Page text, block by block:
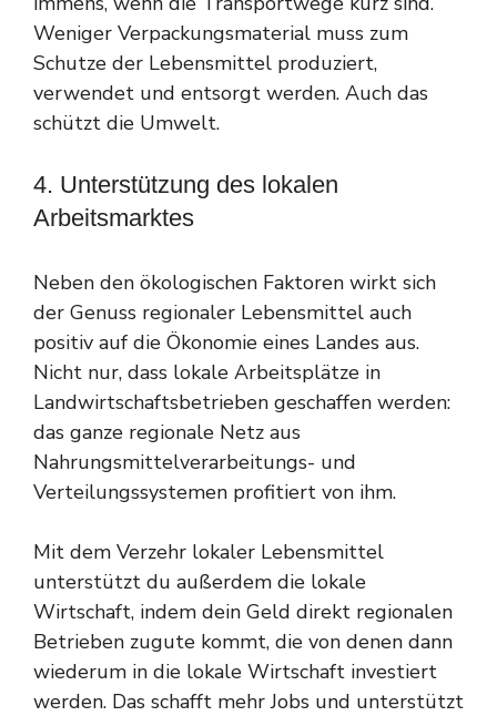
Weniger Verpackungsmaterial muss zum
Schutze der Lebensmittel produziert,
verwendet und entsorgt werden. Auch das
schützt die Umwelt.
4. Unterstützung des lokalen
Arbeitsmarktes
Neben den ökologischen Faktoren wirkt sich
der Genuss regionaler Lebensmittel auch
positiv auf die Ökonomie eines Landes aus.
Nicht nur, dass lokale Arbeitsplätze in
Landwirtschaftsbetrieben geschaffen werden:
das ganze regionale Netz aus
Nahrungsmittelverarbeitungs- und
Verteilungssystemen profitiert von ihm.
Mit dem Verzehr lokaler Lebensmittel
unterstützt du außerdem die lokale
Wirtschaft, indem dein Geld direkt regionalen
Betrieben zugute kommt, die von denen dann
wiederum in die lokale Wirtschaft investiert
werden. Das schafft mehr Jobs und unterstützt